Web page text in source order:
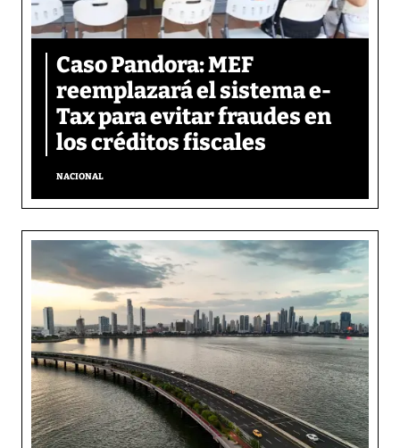
Caso Pandora: MEF
reemplazará el sistema e-
Tax para evitar fraudes en
los créditos fiscales
NACIONAL